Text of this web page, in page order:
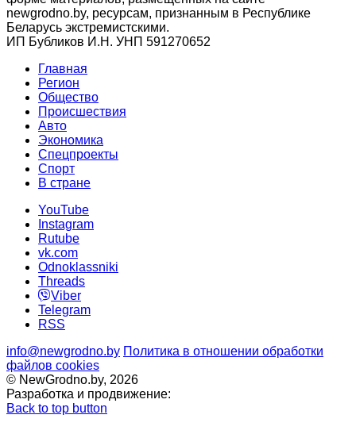
newgrodno.by, ресурсам, признанным в Республике
Беларусь экстремистскими.
ИП Бубликов И.Н. УНП 591270652
Главная
Регион
Общество
Происшествия
Авто
Экономика
Спецпроекты
Cпорт
В стране
YouTube
Instagram
Rutube
vk.com
Odnoklassniki
Threads
Viber
Telegram
RSS
info@newgrodno.by Политика в отношении обработки
файлов cookies
© NewGrodno.by, 2026
Разработка и продвижение:
Back to top button